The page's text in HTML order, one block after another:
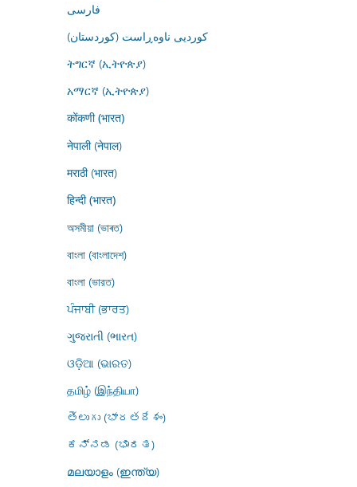
فارسى
کوردیی ناوەڕاست (کوردستان)
ትግርኛ (ኢትዮጵያ)
አማርኛ (ኢትዮጵያ)
कोंकणी (भारत)
नेपाली (नेपाल)
मराठी (भारत)
हिन्दी (भारत)
অসমীয়া (ভাৰত)
বাংলা (বাংলাদেশ)
বাংলা (ভারত)
ਪੰਜਾਬੀ (ਭਾਰਤ)
ગુજરાતી (ભારત)
ଓଡ଼ିଆ (ଭାରତ)
தமிழ் (இந்தியா)
తెలుగు (భారతదేశం)
ಕನ್ನಡ (ಭಾರತ)
മലയാളം (ഇന്ത്യ)